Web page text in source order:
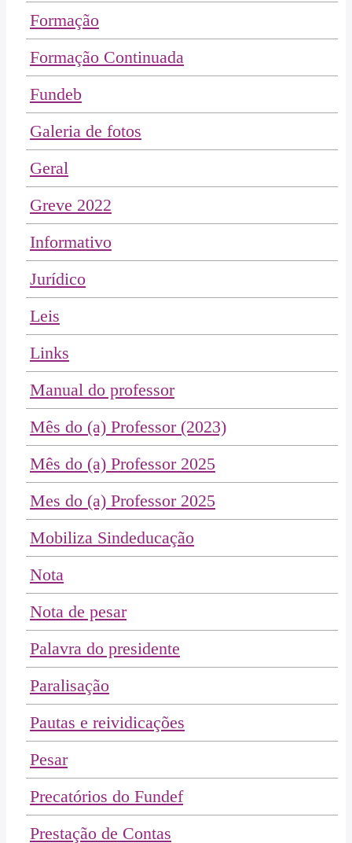
Formação
Formação Continuada
Fundeb
Galeria de fotos
Geral
Greve 2022
Informativo
Jurídico
Leis
Links
Manual do professor
Mês do (a) Professor (2023)
Mês do (a) Professor 2025
Mes do (a) Professor 2025
Mobiliza Sindeducação
Nota
Nota de pesar
Palavra do presidente
Paralisação
Pautas e reividicações
Pesar
Precatórios do Fundef
Prestação de Contas